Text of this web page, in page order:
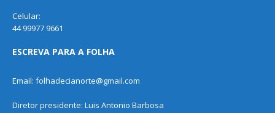
Celular:
44 99977 9661
ESCREVA PARA A FOLHA
Email: folhadecianorte@gmail.com
Diretor presidente: Luis Antonio Barbosa